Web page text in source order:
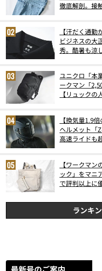
徹底解剖。接
【汗だく通
ビジネスの大
秀。酷暑も涼
ユニクロ「本
ークマン「
【リュック
【換気量1.9
ヘルメット「
高速ライドも
【ワークマン
ック」をマニ
で評判以上に
ランキ